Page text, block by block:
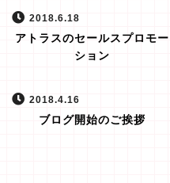
2018.6.18
アトラスのセールスプロモー
ション
2018.4.16
ブログ開始のご挨拶